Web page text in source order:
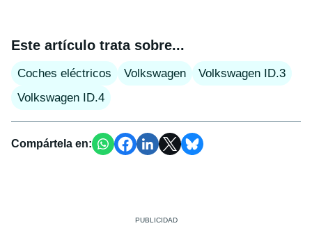
Este artículo trata sobre...
Coches eléctricos Volkswagen
Volkswagen ID.3
Volkswagen ID.4
Compártela en: